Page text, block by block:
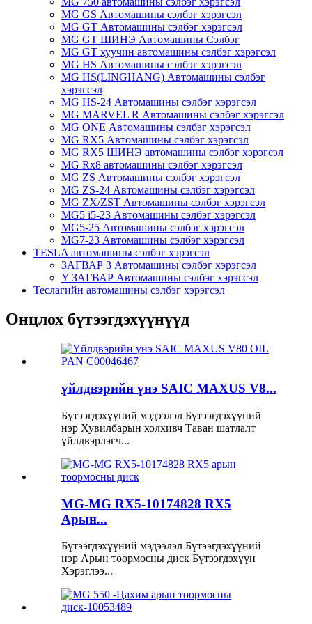
MG GS Автомашины сэлбэг хэрэгсэл
MG GT Автомашины сэлбэг хэрэгсэл
MG GT ШИНЭ Автомашины Сэлбэг
MG GT хуучин автомашины сэлбэг хэрэгсэл
MG HS Автомашины сэлбэг хэрэгсэл
MG HS(LINGHANG) Автомашины сэлбэг
хэрэгсэл
MG HS-24 Автомашины сэлбэг хэрэгсэл
MG MARVEL R Автомашины сэлбэг хэрэгсэл
MG ONE Автомашины сэлбэг хэрэгсэл
MG RX5 Автомашины сэлбэг хэрэгсэл
MG RX5 ШИНЭ автомашины сэлбэг хэрэгсэл
MG Rx8 автомашины сэлбэг хэрэгсэл
MG ZS Автомашины сэлбэг хэрэгсэл
MG ZS-24 Автомашины сэлбэг хэрэгсэл
MG ZX/ZST Автомашины сэлбэг хэрэгсэл
MG5 i5-23 Автомашины сэлбэг хэрэгсэл
MG5-25 Автомашины сэлбэг хэрэгсэл
MG7-23 Автомашины сэлбэг хэрэгсэл
TESLA автомашины сэлбэг хэрэгсэл
ЗАГВАР 3 Автомашины сэлбэг хэрэгсэл
Y ЗАГВАР Автомашины сэлбэг хэрэгсэл
Теслагийн автомашины сэлбэг хэрэгсэл
Онцлох бүтээгдэхүүнүүд
үйлдвэрийн үнэ SAIC MAXUS V8...
Бүтээгдэхүүний мэдээлэл Бүтээгдэхүүний
нэр Хувилбарын холхивч Таван шатлалт
үйлдвэрлэгч...
MG-MG RX5-10174828 RX5
Арын...
Бүтээгдэхүүний мэдээлэл Бүтээгдэхүүний
нэр Арын тоормосны диск Бүтээгдэхүүн
Хэрэглээ...